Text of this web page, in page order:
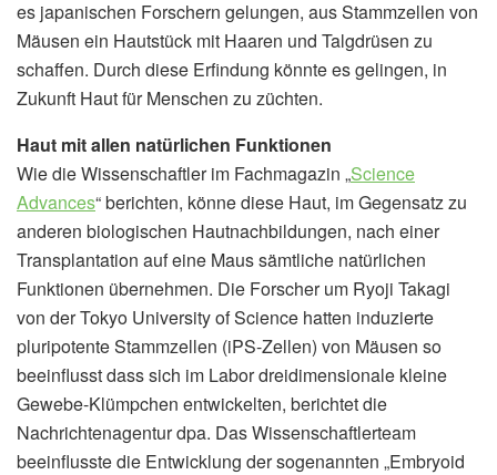
es japanischen Forschern gelungen, aus Stammzellen von
Mäusen ein Hautstück mit Haaren und Talgdrüsen zu
schaffen. Durch diese Erfindung könnte es gelingen, in
Zukunft Haut für Menschen zu züchten.
Haut mit allen natürlichen Funktionen
Wie die Wissenschaftler im Fachmagazin „Science
Advances“ berichten, könne diese Haut, im Gegensatz zu
anderen biologischen Hautnachbildungen, nach einer
Transplantation auf eine Maus sämtliche natürlichen
Funktionen übernehmen. Die Forscher um Ryoji Takagi
von der Tokyo University of Science hatten induzierte
pluripotente Stammzellen (iPS-Zellen) von Mäusen so
beeinflusst dass sich im Labor dreidimensionale kleine
Gewebe-Klümpchen entwickelten, berichtet die
Nachrichtenagentur dpa. Das Wissenschaftlerteam
beeinflusste die Entwicklung der sogenannten „Embryoid